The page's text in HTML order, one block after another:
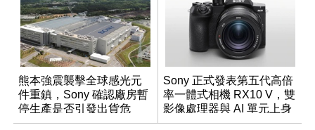
熊本強震襲擊全球感光元
件重鎮，Sony 確認廠房暫
停生產是否引發出貨危
機？
Sony 正式發表第五代高倍
率一體式相機 RX10 V，雙
影像處理器與 AI 單元上身